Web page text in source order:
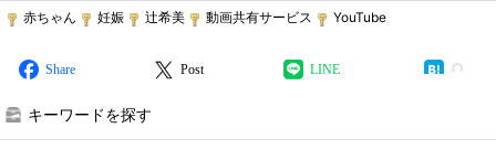
赤ちゃん 妊娠 辻希美 動画共有サービス YouTube
Share Post LINE
キーワードを探す